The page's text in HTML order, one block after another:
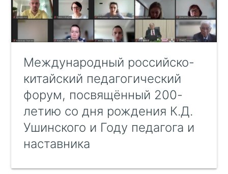
Международный российско-
китайский педагогический
форум, посвящённый 200-
летию со дня рождения К.Д.
Ушинского и Году педагога и
наставника